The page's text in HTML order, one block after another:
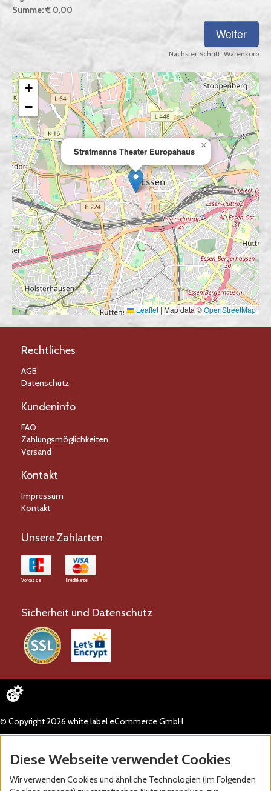
Summe:€ 0,00
Nächster Schritt: Warenkorb
Stratmanns Theater Europahaus
×
+
−
Leaflet |Map data ©OpenStreetMap
Rechtliches
AGB
Datenschutz
Kundeninfo
FAQ
Zahlungsmöglichkeiten
Versand
Kontakt
Impressum
Kontakt
Unsere Zahlarten
Vorkasse Kreditkarte
Sicherheit und Datenschutz
© Copyright 2026 white label eCommerce GmbH
Diese Webseite verwendet Cookies
Wir verwenden Cookies und ähnliche Technologien (im Folgenden